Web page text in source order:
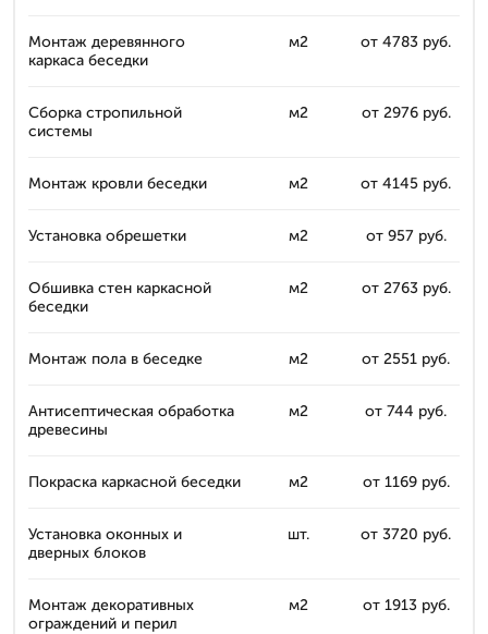
Монтаж деревянного
каркаса беседки
м2 от 4783 руб.
Сборка стропильной
системы
м2 от 2976 руб.
Монтаж кровли беседки м2 от 4145 руб.
Установка обрешетки м2 от 957 руб.
Обшивка стен каркасной
беседки
м2 от 2763 руб.
Монтаж пола в беседке м2 от 2551 руб.
Антисептическая обработка
древесины
м2 от 744 руб.
Покраска каркасной беседки м2 от 1169 руб.
Установка оконных и
дверных блоков
шт. от 3720 руб.
Монтаж декоративных
ограждений и перил
м2 от 1913 руб.